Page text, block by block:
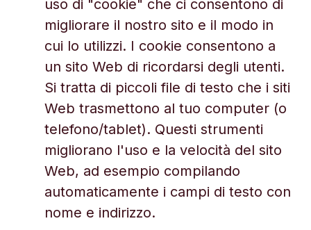
uso di "cookie" che ci consentono di
migliorare il nostro sito e il modo in
cui lo utilizzi. I cookie consentono a
un sito Web di ricordarsi degli utenti.
Si tratta di piccoli file di testo che i siti
Web trasmettono al tuo computer (o
telefono/tablet). Questi strumenti
migliorano l'uso e la velocità del sito
Web, ad esempio compilando
automaticamente i campi di testo con
nome e indirizzo.